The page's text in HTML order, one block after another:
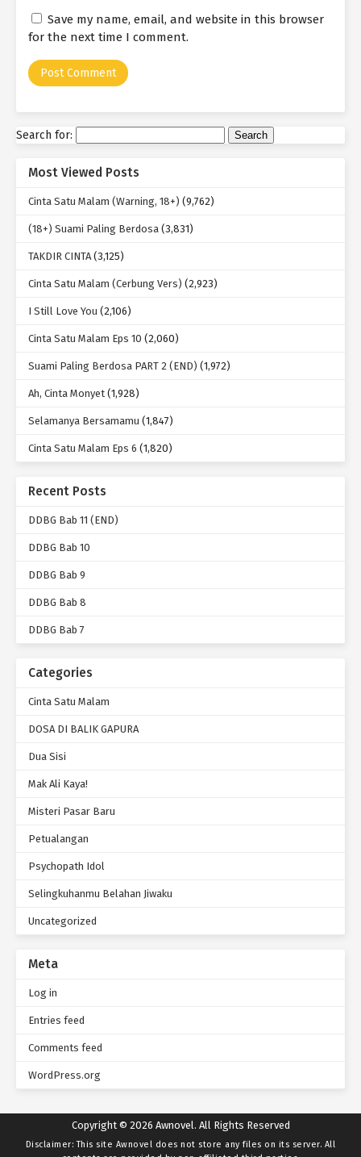
Save my name, email, and website in this browser
for the next time I comment.
Search for:
Most Viewed Posts
Cinta Satu Malam (Warning, 18+) (9,762)
(18+) Suami Paling Berdosa (3,831)
TAKDIR CINTA (3,125)
Cinta Satu Malam (Cerbung Vers) (2,923)
I Still Love You (2,106)
Cinta Satu Malam Eps 10 (2,060)
Suami Paling Berdosa PART 2 (END) (1,972)
Ah, Cinta Monyet (1,928)
Selamanya Bersamamu (1,847)
Cinta Satu Malam Eps 6 (1,820)
Recent Posts
DDBG Bab 11 (END)
DDBG Bab 10
DDBG Bab 9
DDBG Bab 8
DDBG Bab 7
Categories
Cinta Satu Malam
DOSA DI BALIK GAPURA
Dua Sisi
Mak Ali Kaya!
Misteri Pasar Baru
Petualangan
Psychopath Idol
Selingkuhanmu Belahan Jiwaku
Uncategorized
Meta
Log in
Entries feed
Comments feed
WordPress.org
Copyright © 2026 Awnovel. All Rights Reserved
Disclaimer: This site Awnovel does not store any files on its server. All